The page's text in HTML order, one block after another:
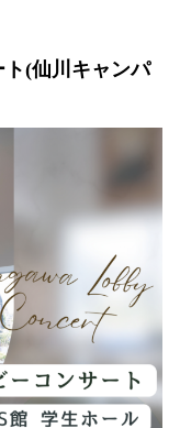
ト(仙川キャンパ